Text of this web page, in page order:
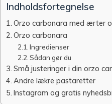
Indholdsfortegnelse
Orzo carbonara med ærter
Orzo carbonara
Ingredienser
Sådan gør du
Små justeringer i din orzo
Andre lækre pastaretter
Instagram og gratis